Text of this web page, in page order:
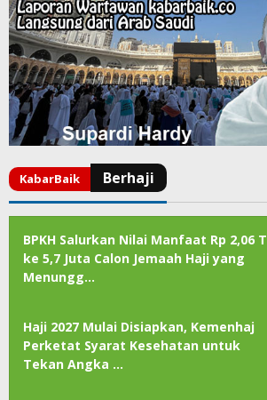
BPKH Salurkan Nilai Manfaat Rp 2,06 T
ke 5,7 Juta Calon Jemaah Haji yang
Menungg…
Haji 2027 Mulai Disiapkan, Kemenhaj
Perketat Syarat Kesehatan untuk
Tekan Angka …